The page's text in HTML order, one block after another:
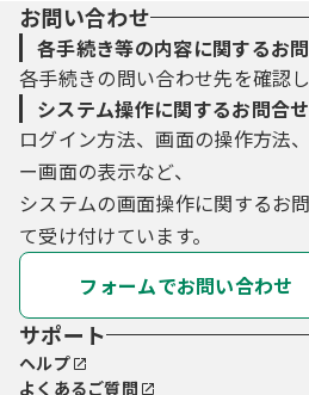
お問い合わせ
各手続き等の内容に関するお
各手続きの問い合わせ先を確認
システム操作に関するお問合せ
ログイン方法、画面の操作方法
ー画面の表示など、
システムの画面操作に関するお
て受け付けています。
フォームでお問い合わせ
サポート
ヘルプ
よくあるご質問